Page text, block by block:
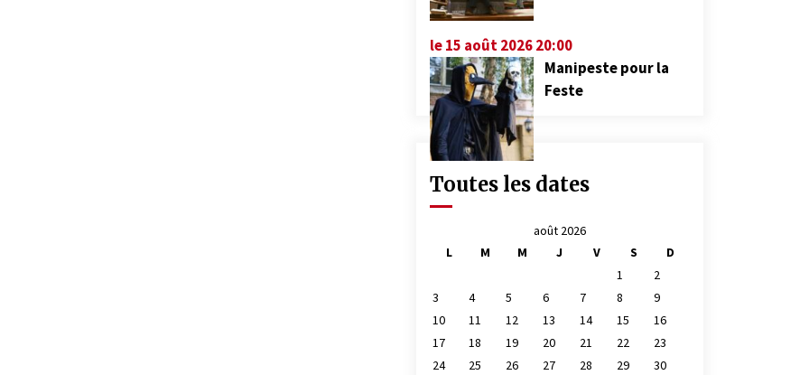
le 15 août 2026 20:00
Manipeste pour la
Feste
Toutes les dates
août 2026
L
M M J V S
D
1
2
3
4 5 6 7 8
9
10
11 12 13 14 15
16
17
18 19 20 21 22
23
24
25 26 27 28 29
30